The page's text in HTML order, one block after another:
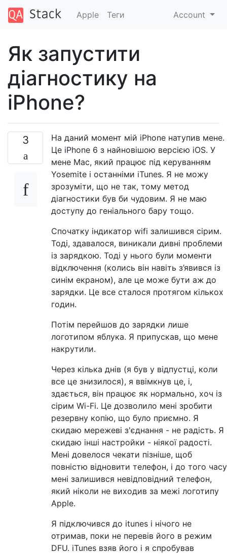
Apple Теги Account
Як запустити
діагностику на
iPhone?
3
На даний момент мій iPhone натупив мене.
Це iPhone 6 з найновішою версією iOS. У
мене Mac, який працює під керуванням
Yosemite і останніми iTunes. Я не можу
зрозуміти, що не так, тому метод
діагностики був би чудовим. Я не маю
доступу до геніального бару тощо.
Спочатку індикатор wifi залишився сірим.
Тоді, здавалося, виникали дивні проблеми
із зарядкою. Тоді у нього були моменти
відключення (колись він навіть з’явився із
синім екраном), але це може бути аж до
зарядки. Це все сталося протягом кількох
годин.
Потім перейшов до зарядки лише
логотипом яблука. Я припускав, що мене
накрутили.
Через кілька днів (я був у відпустці, коли
все це знизилося), я ввімкнув це, і,
здається, він працює як нормально, хоч із
сірим Wi-Fi. Це дозволило мені зробити
резервну копію, що було приємно. Я
скидаю мережеві з'єднання - не радість. Я
скидаю інші настройки - ніякої радості.
Мені довелося чекати пізніше, щоб
повністю відновити телефон, і до того часу
мені залишився невідповідний телефон,
який ніколи не виходив за межі логотипу
Apple.
Я підключився до itunes і нічого не
отримав, поки не перевів його в режим
DFU. iTunes взяв його і я спробував